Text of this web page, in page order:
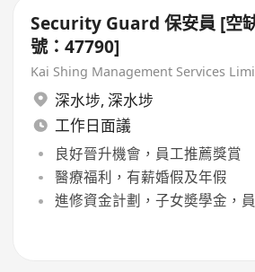
Security Guard 保安員 [空
號：47790]
Kai Shing Management Services
深水埗, 深水埗
工作日面議
良好晉升機會，員工推薦獎賞
醫療福利，有薪婚假及年假
進修資金計劃，子女奬學金，